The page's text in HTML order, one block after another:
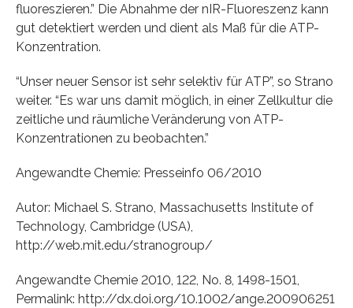
fluoreszieren.” Die Abnahme der nIR-Fluoreszenz kann
gut detektiert werden und dient als Maß für die ATP-
Konzentration.
“Unser neuer Sensor ist sehr selektiv für ATP”, so Strano
weiter. “Es war uns damit möglich, in einer Zellkultur die
zeitliche und räumliche Veränderung von ATP-
Konzentrationen zu beobachten.”
Angewandte Chemie: Presseinfo 06/2010
Autor: Michael S. Strano, Massachusetts Institute of
Technology, Cambridge (USA),
http://web.mit.edu/stranogroup/
Angewandte Chemie 2010, 122, No. 8, 1498-1501,
Permalink: http://dx.doi.org/10.1002/ange.200906251